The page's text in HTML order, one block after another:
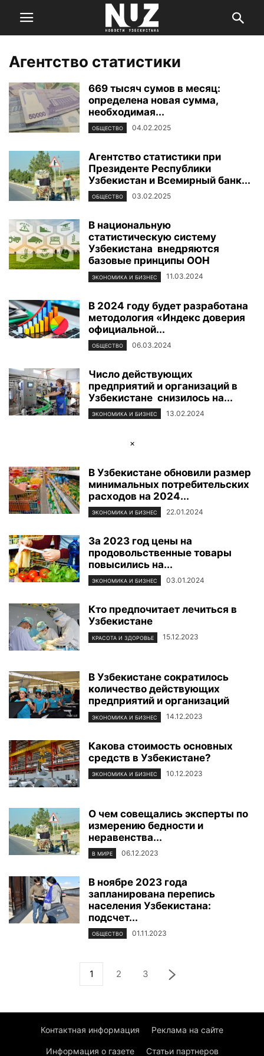
Агентство статистики
669 тысяч сумов в месяц:
определена новая сумма,
необходимая...
ОБЩЕСТВО 04.02.2025
Агентство статистики при
Президенте Республики
Узбекистан и Всемирный банк...
ОБЩЕСТВО 03.02.2025
В национальную
статистическую систему
Узбекистана внедряются
базовые принципы ООН
ЭКОНОМИКА И БИЗНЕС 11.03.2024
В 2024 году будет разработана
методология «Индекс доверия
официальной...
ОБЩЕСТВО 06.03.2024
Число действующих
предприятий и организаций в
Узбекистане снизилось на...
ЭКОНОМИКА И БИЗНЕС 13.02.2024
×
В Узбекистане обновили размер
минимальных потребительских
расходов на 2024...
ЭКОНОМИКА И БИЗНЕС 22.01.2024
За 2023 год цены на
продовольственные товары
повысились на...
ЭКОНОМИКА И БИЗНЕС 03.01.2024
Кто предпочитает лечиться в
Узбекистане
КРАСОТА И ЗДОРОВЬЕ 15.12.2023
В Узбекистане сократилось
количество действующих
предприятий и организаций
ЭКОНОМИКА И БИЗНЕС 14.12.2023
Какова стоимость основных
средств в Узбекистане?
ЭКОНОМИКА И БИЗНЕС 10.12.2023
О чем совещались эксперты по
измерению бедности и
неравенства...
В МИРЕ 06.12.2023
В ноябре 2023 года
запланирована перепись
населения Узбекистана:
подсчет...
ОБЩЕСТВО 01.11.2023
1 2 3
Контактная информация Реклама на сайте
Информация о газете Статьи партнеров